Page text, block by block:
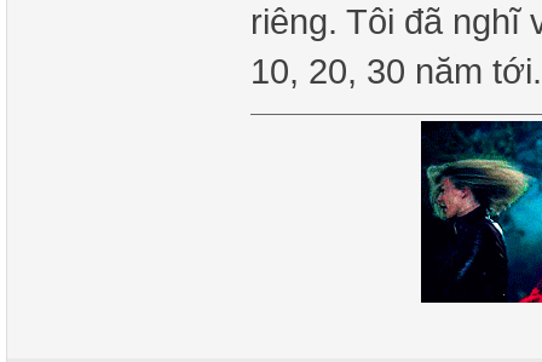
riêng. Tôi đã nghĩ
10, 20, 30 năm